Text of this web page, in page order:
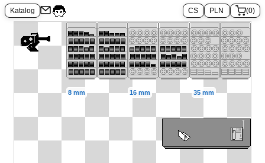
Katalog (0)
8 mm 16 mm 35 mm
35 mm (122 m) – Kodak Vision3 50D/5203 35 mm (122 m) – Kodak Vision3